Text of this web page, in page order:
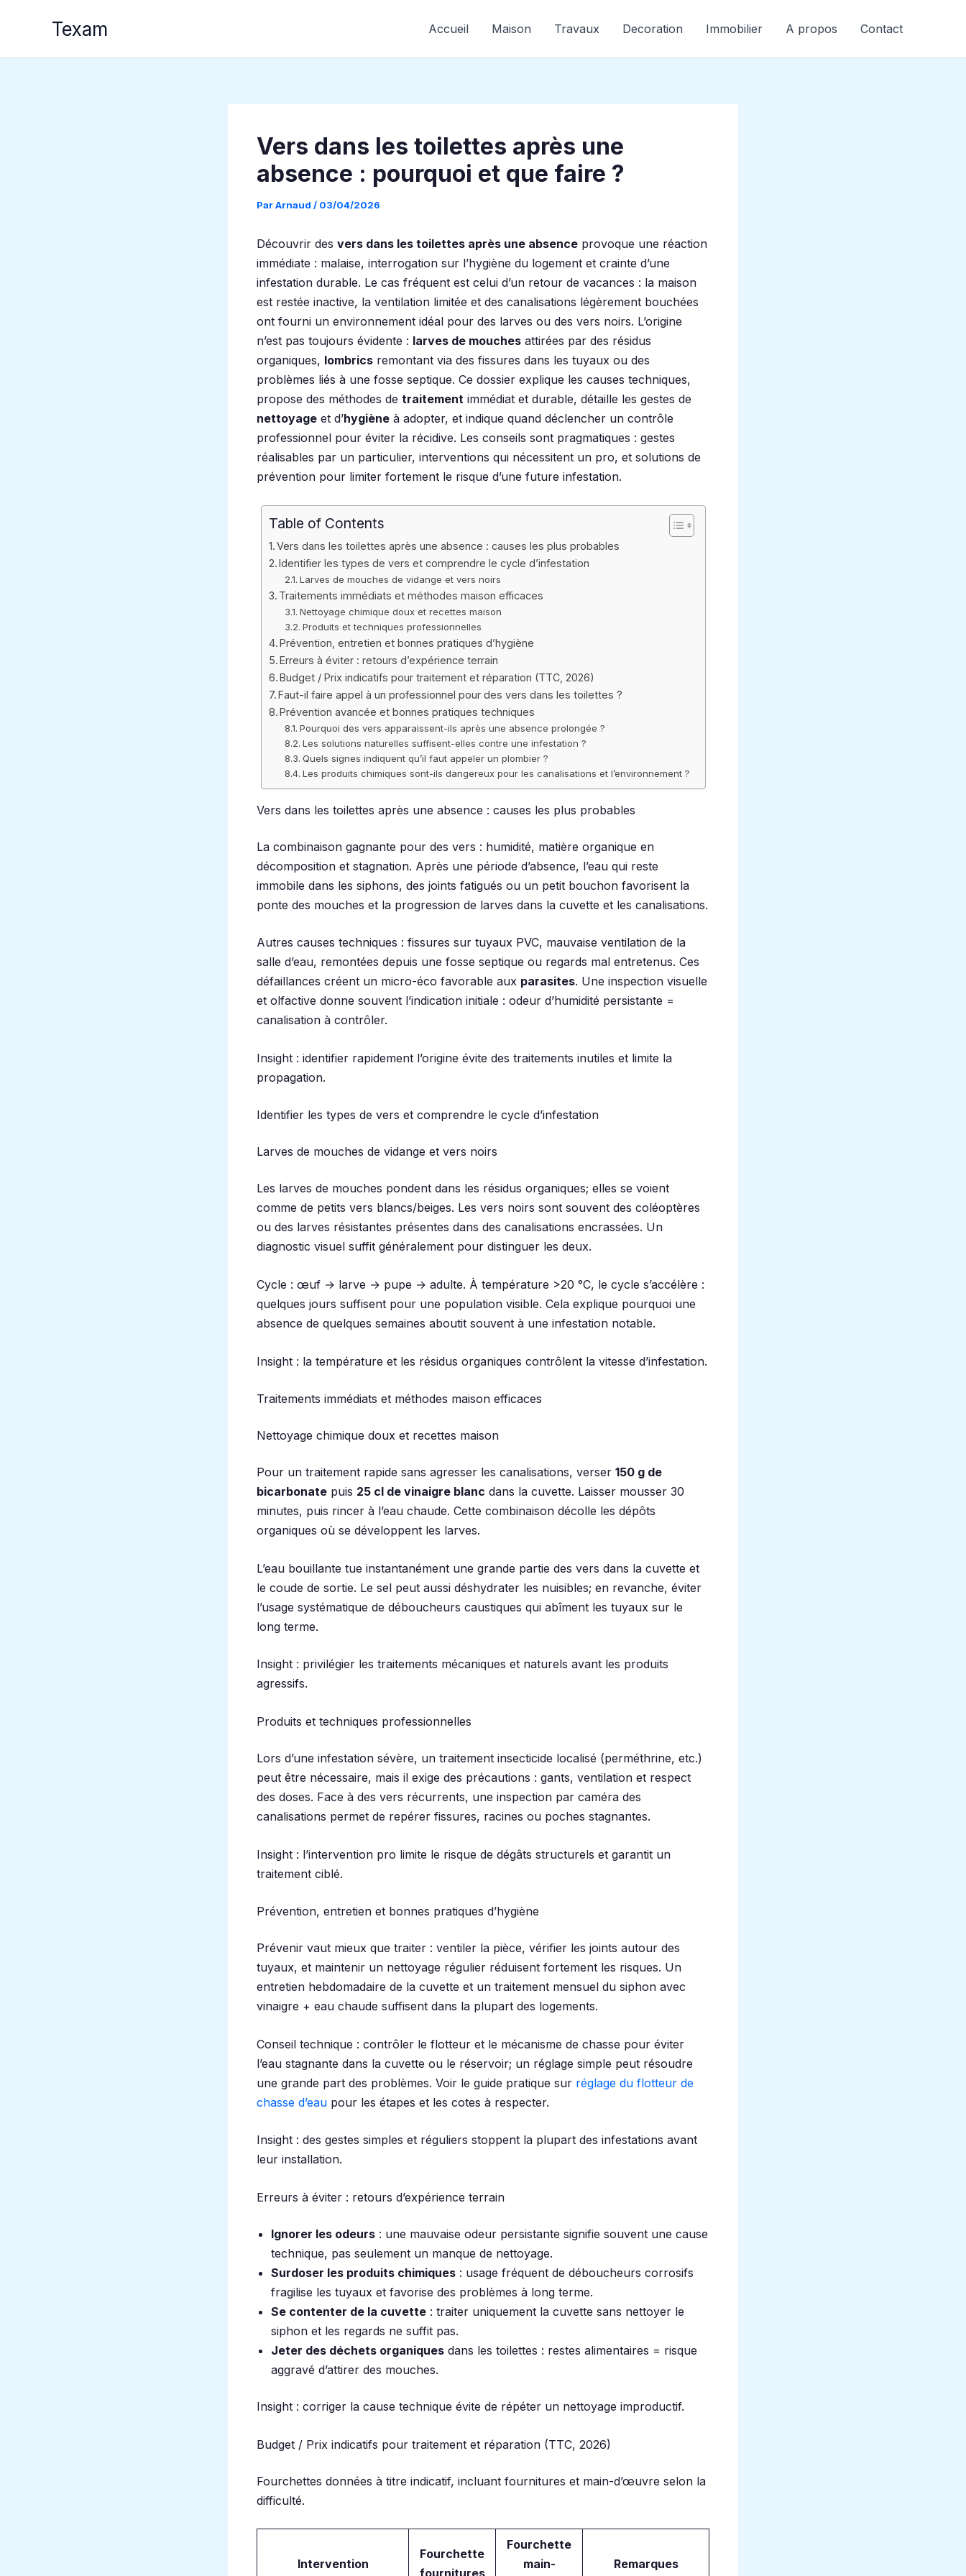
Texam Accueil Maison Travaux Decoration Immobilier A propos Contact
Vers dans les toilettes après une
absence : pourquoi et que faire ?
ParArnaud / 03/04/2026
Découvrir des vers dans les toilettes après une absence provoque une réaction
immédiate : malaise, interrogation sur l’hygiène du logement et crainte d’une
infestation durable. Le cas fréquent est celui d’un retour de vacances : la maison
est restée inactive, la ventilation limitée et des canalisations légèrement bouchées
ont fourni un environnement idéal pour des larves ou des vers noirs. L’origine
n’est pas toujours évidente : larves de mouches attirées par des résidus
organiques, lombrics remontant via des fissures dans les tuyaux ou des
problèmes liés à une fosse septique. Ce dossier explique les causes techniques,
propose des méthodes de traitement immédiat et durable, détaille les gestes de
nettoyage et d’hygiène à adopter, et indique quand déclencher un contrôle
professionnel pour éviter la récidive. Les conseils sont pragmatiques : gestes
réalisables par un particulier, interventions qui nécessitent un pro, et solutions de
prévention pour limiter fortement le risque d’une future infestation.
Table of Contents
Vers dans les toilettes après une absence : causes les plus probables
Identifier les types de vers et comprendre le cycle d’infestation
Larves de mouches de vidange et vers noirs
Traitements immédiats et méthodes maison efficaces
Nettoyage chimique doux et recettes maison
Produits et techniques professionnelles
Prévention, entretien et bonnes pratiques d’hygiène
Erreurs à éviter : retours d’expérience terrain
Budget / Prix indicatifs pour traitement et réparation (TTC, 2026)
Faut-il faire appel à un professionnel pour des vers dans les toilettes ?
Prévention avancée et bonnes pratiques techniques
Pourquoi des vers apparaissent-ils après une absence prolongée ?
Les solutions naturelles suffisent-elles contre une infestation ?
Quels signes indiquent qu’il faut appeler un plombier ?
Les produits chimiques sont-ils dangereux pour les canalisations et l’environnement ?
Vers dans les toilettes après une absence : causes les plus probables
La combinaison gagnante pour des vers : humidité, matière organique en
décomposition et stagnation. Après une période d’absence, l’eau qui reste
immobile dans les siphons, des joints fatigués ou un petit bouchon favorisent la
ponte des mouches et la progression de larves dans la cuvette et les canalisations.
Autres causes techniques : fissures sur tuyaux PVC, mauvaise ventilation de la
salle d’eau, remontées depuis une fosse septique ou regards mal entretenus. Ces
défaillances créent un micro-éco favorable aux parasites. Une inspection visuelle
et olfactive donne souvent l’indication initiale : odeur d’humidité persistante =
canalisation à contrôler.
Insight : identifier rapidement l’origine évite des traitements inutiles et limite la
propagation.
Identifier les types de vers et comprendre le cycle d’infestation
Larves de mouches de vidange et vers noirs
Les larves de mouches pondent dans les résidus organiques; elles se voient
comme de petits vers blancs/beiges. Les vers noirs sont souvent des coléoptères
ou des larves résistantes présentes dans des canalisations encrassées. Un
diagnostic visuel suffit généralement pour distinguer les deux.
Cycle : œuf → larve → pupe → adulte. À température >20 °C, le cycle s’accélère :
quelques jours suffisent pour une population visible. Cela explique pourquoi une
absence de quelques semaines aboutit souvent à une infestation notable.
Insight : la température et les résidus organiques contrôlent la vitesse d’infestation.
Traitements immédiats et méthodes maison efficaces
Nettoyage chimique doux et recettes maison
Pour un traitement rapide sans agresser les canalisations, verser 150 g de
bicarbonate puis 25 cl de vinaigre blanc dans la cuvette. Laisser mousser 30
minutes, puis rincer à l’eau chaude. Cette combinaison décolle les dépôts
organiques où se développent les larves.
L’eau bouillante tue instantanément une grande partie des vers dans la cuvette et
le coude de sortie. Le sel peut aussi déshydrater les nuisibles; en revanche, éviter
l’usage systématique de déboucheurs caustiques qui abîment les tuyaux sur le
long terme.
Insight : privilégier les traitements mécaniques et naturels avant les produits
agressifs.
Produits et techniques professionnelles
Lors d’une infestation sévère, un traitement insecticide localisé (perméthrine, etc.)
peut être nécessaire, mais il exige des précautions : gants, ventilation et respect
des doses. Face à des vers récurrents, une inspection par caméra des
canalisations permet de repérer fissures, racines ou poches stagnantes.
Insight : l’intervention pro limite le risque de dégâts structurels et garantit un
traitement ciblé.
Prévention, entretien et bonnes pratiques d’hygiène
Prévenir vaut mieux que traiter : ventiler la pièce, vérifier les joints autour des
tuyaux, et maintenir un nettoyage régulier réduisent fortement les risques. Un
entretien hebdomadaire de la cuvette et un traitement mensuel du siphon avec
vinaigre + eau chaude suffisent dans la plupart des logements.
Conseil technique : contrôler le flotteur et le mécanisme de chasse pour éviter
l’eau stagnante dans la cuvette ou le réservoir; un réglage simple peut résoudre
une grande part des problèmes. Voir le guide pratique sur réglage du flotteur de
chasse d’eau pour les étapes et les cotes à respecter.
Insight : des gestes simples et réguliers stoppent la plupart des infestations avant
leur installation.
Erreurs à éviter : retours d’expérience terrain
Ignorer les odeurs : une mauvaise odeur persistante signifie souvent une cause
technique, pas seulement un manque de nettoyage.
Surdoser les produits chimiques : usage fréquent de déboucheurs corrosifs
fragilise les tuyaux et favorise des problèmes à long terme.
Se contenter de la cuvette : traiter uniquement la cuvette sans nettoyer le
siphon et les regards ne suffit pas.
Jeter des déchets organiques dans les toilettes : restes alimentaires = risque
aggravé d’attirer des mouches.
Insight : corriger la cause technique évite de répéter un nettoyage improductif.
Budget / Prix indicatifs pour traitement et réparation (TTC, 2026)
Fourchettes données à titre indicatif, incluant fournitures et main-d’œuvre selon la
difficulté.
Intervention
Fourchette
Fourchette
main-
Remarques